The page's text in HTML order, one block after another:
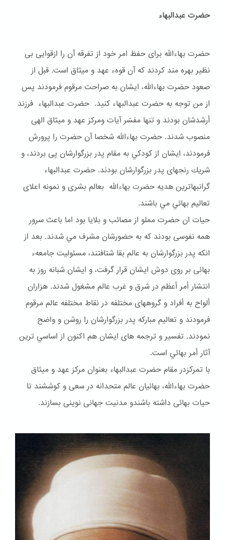
حضرت عبدالبهاء
حضرت بهاءالله برای حفظ امر خود از تفرقه آن را ازقوایی بی
نظیر بهره مند کردند که آن قوهء عهد و ميثاق است. قبل از
صعود حضرت بهاءالله، ایشان به صراحت مرقوم فرمودند پس
از من توجه به حضرت عبدالبهاء كنيد. حضرت عبدالبهاء فرزند
أرشدشان بودند و تنها مفسّر آيات ومركز عهد و ميثاق الهى
منصوب شدند. حضرت بهاءالله شخصا آن حضرت را پرورش
فرمودند، ايشان از كودكي به مقام پدر بزرگوارشان پى بردند، و
شريك رنجهاى پدر بزرگوارشان بودند. حضرت عبدالبهاء
گرانبهاترين هديه حضرت بهاءالله بعالم بشرى و نمونه اعلاى
تعاليم بهائي مي باشند.
حيات ان حضرت مملو از مصائب و بلايا بود اما باعث سرور
همه نفوسى بودند كه به حضورشان مشرف مي شدند. بعد از
انكه پدر بزرگوارشان به عالم بقا شتافتند، مسئوليت جامعهء
بهائى بر روى دوش ايشان قرار گرفت، و ايشان شبانه روز به
انتشار أمر أعظم در شرق و غرب عالم مشغول شدند. هزاران
ألواح به أفراد و گروههاى مختلفه در نقاط مختلفه عالم مرقوم
فرمودند و تعاليم مباركه پدر بزرگوارشان را روشن و واضح
نمودند. تفسير و ترجمه هاى ايشان هم اكنون از اساسي ترين
آثار أمر بهائي است.
با تمرکزدر مقام حضرت عبدالبهاء بعنوان مركز عهد و ميثاق
حضرت بهاءالله، بهائيان عالم متحدانه در سعى و كوششند تا
حيات بهائى داشته باشندو مدنيت جهانى نوينى بسازند.